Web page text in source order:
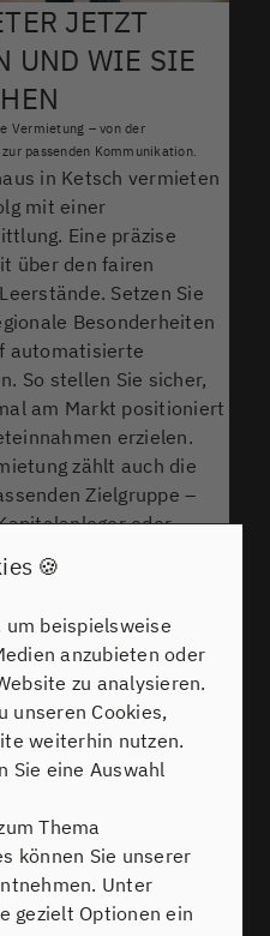
JETZT
UND WIE SIE
Vermietung – von der
passenden Kommunikation.
in Ketsch vermieten
mit einer
Eine präzise
über den fairen
Setzen Sie
Besonderheiten
automatisierte
So stellen Sie sicher,
am Markt positioniert
erzielen.
zählt auch die
Zielgruppe –
oder
die
bringt Vertrauen
seriöser Mieter.
bei der Mieterauswahl
Mit einer
Geduld und einem
legen Sie das
erfolgreiches
sich diesen Prozess
als erfahrene Makler
zur Seite – schreiben
🍪
um beispielsweise
anzubieten oder
zu analysieren.
unseren Cookies,
weiterhin nutzen.
Sie eine Auswahl
Thema
können Sie unserer
Unter
gezielt Optionen ein